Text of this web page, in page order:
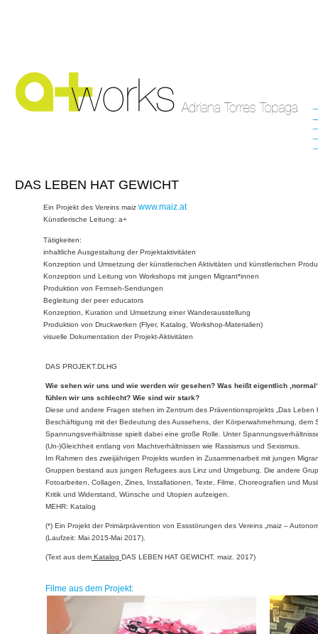
DAS LEBEN HAT GEWICHT
Ein Projekt des Vereins maiz www.maiz.at
Künstlerische Leitung: a+
Tätigkeiten:
inhaltliche Ausgestaltung der Projektaktivitäten
Konzeption und Umsetzung der künstlerischen Aktivitäten und künstlerischen
Konzeption und Leitung von Workshops mit jungen Migrant*innen
Produktion von Fernseh-Sendungen
Begleitung der peer educators
Konzeption, Kuration und Umsetzung einer Wanderausstellung
Produktion von Druckwerken (Flyer, Katalog, Workshop-Materialien)
visuelle Dokumentation der Projekt-Aktivitäten
DAS PROJEKT.DLHG
Wie sehen wir uns und wie werden wir gesehen? Was heißt eigentlich
fühlen wir uns schlecht? Wie sind wir stark?
Diese und andere Fragen stehen im Zentrum des Präventionsprojekts „Das
Beschäftigung mit der Bedeutung des Aussehens, der Körperwahrnehmung,
Spannungsverhältnisse spielt dabei eine große Rolle. Unter
(Un-)Gleichheit entlang von Machtverhältnissen wie Rassismus und Sexismus.
Im Rahmen des zweijährigen Projekts wurden in Zusammenarbeit mit jungen
Gruppen bestand aus jungen Refugees aus Linz und Umgebung. Die andere
Fotoarbeiten, Collagen, Zines, Installationen, Texte, Filme, Choreografien und
Kritik und Widerstand, Wünsche und Utopien aufzeigen.
MEHR: Katalog
(*) Ein Projekt der Primärprävention von Essstörungen des Vereins „maiz –
(Laufzeit: Mai 2015-Mai 2017).
(Text aus dem Katalog DAS LEBEN HAT GEWICHT. maiz. 2017)
Filme aus dem Projekt: